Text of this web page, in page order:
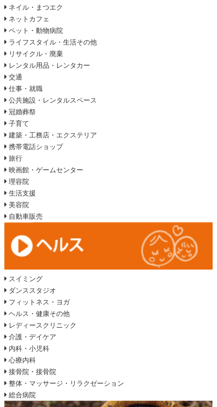
ネイル・まつエク
ネットカフェ
ペット・動物病院
ライフスタイル・生活その他
リサイクル・廃棄
レンタル用品・レンタカー
交通
仕事・就職
公共施設・レンタルスペース
冠婚葬祭
子育て
建築・工務店・エクステリア
携帯電話ショップ
旅行
映画館・ゲームセンター
理容院
生活支援
美容院
自動車販売
スイミング
ダンススタジオ
フィットネス・ヨガ
ヘルス・健康その他
レディースクリニック
介護・デイケア
内科・小児科
心療内科
接骨院・接骨院
整体・マッサージ・リラクゼーション
総合病院